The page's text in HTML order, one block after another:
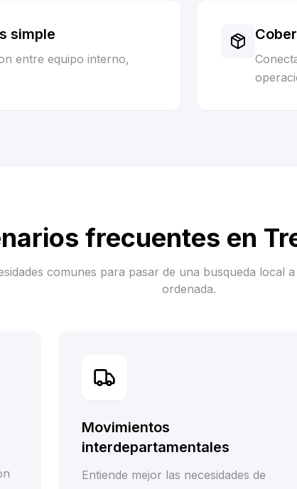
simple
entre equipo interno,
frecuentes en
comunes para pasar de una busqueda local
ordenada.
Movimientos
interdepartamentales
Entiende mejor las necesidades de